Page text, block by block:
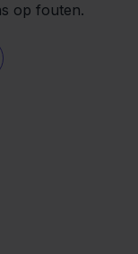
op fouten.